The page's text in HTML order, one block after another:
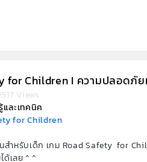
for Children I ความปลอดภั
Views
และเทคนิค
for Children
ำหรับเด็ก เกม Road Safety for
ด้เลย ^ ^